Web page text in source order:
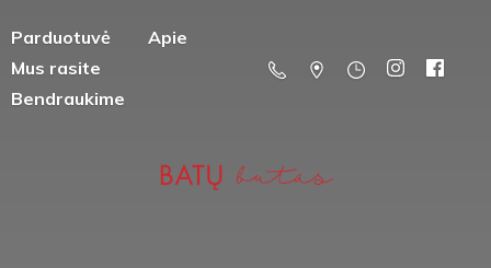
Parduotuvė
Apie
Mus rasite
Bendraukime